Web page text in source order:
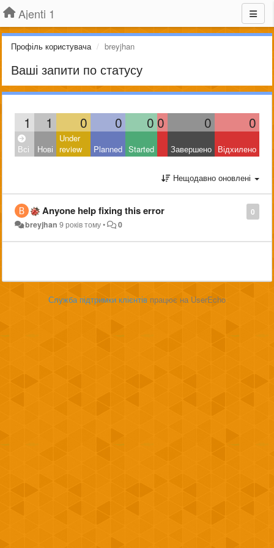
Ajenti 1
Профіль користувача breyjhan
Ваші запити по статусу
1 1 0 0 0 0 0 0
Всі Нові
Under
review
Planned Started Завершено Відхилено
Нещодавно оновлені
0
Anyone help fixing this error
breyjhan 9 років тому• 0
Служба підтримки клієнтів працює на UserEcho